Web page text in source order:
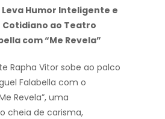
Humor Inteligente e
Cotidiano ao Teatro
com “Me Revela”
Rapha Vitor sobe ao palco
Falabella com o
Revela”, uma
cheia de carisma,